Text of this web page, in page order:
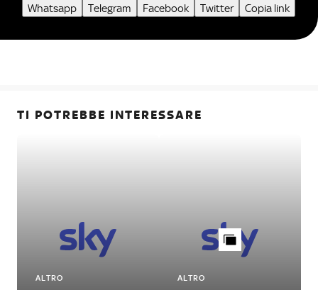
Whatsapp Telegram Facebook Twitter Copia link
TI POTREBBE INTERESSARE
ALTRO ALTRO